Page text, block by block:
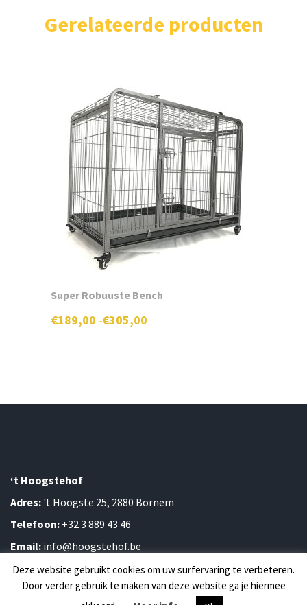
Gerelateerde producten
Super Robuuste Bench
€189,00 -€305,00
Prijsklasse:
op
productpagina
0
‘t Hoogstehof
Adres: 't Hoogste 25, 2880 Bornem
Telefoon: +32 3 889 43 46
Email: info@hoogstehof.be
Privacy & Cookies
Deze website gebruikt cookies om uw surfervaring te verbeteren.
Door verder gebruik te maken van deze website ga je hiermee